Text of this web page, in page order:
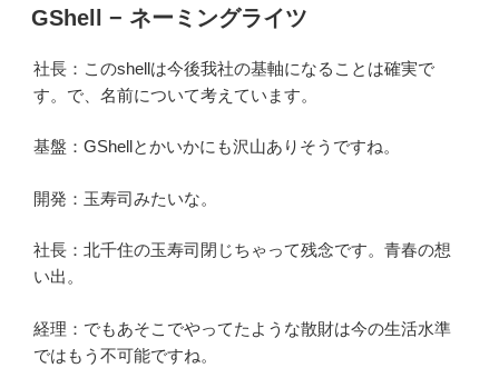
稿
日:
GShell − ネーミングライツ
社長：このshellは今後我社の基軸になることは確実で
す。で、名前について考えています。
基盤：GShellとかいかにも沢山ありそうですね。
開発：玉寿司みたいな。
社長：北千住の玉寿司閉じちゃって残念です。青春の想
い出。
経理：でもあそこでやってたような散財は今の生活水準
ではもう不可能ですね。